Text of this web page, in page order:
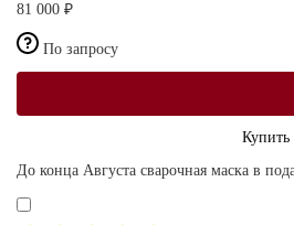
81 000 ₽
По запросу
Купить
До конца Августа сварочная маска в